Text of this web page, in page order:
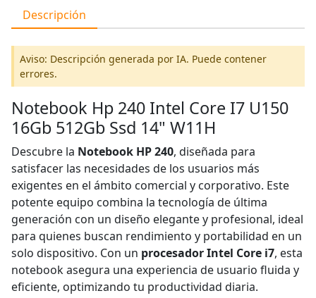
Descripción
Aviso: Descripción generada por IA. Puede contener
errores.
Notebook Hp 240 Intel Core I7 U150
16Gb 512Gb Ssd 14" W11H
Descubre la Notebook HP 240, diseñada para
satisfacer las necesidades de los usuarios más
exigentes en el ámbito comercial y corporativo. Este
potente equipo combina la tecnología de última
generación con un diseño elegante y profesional, ideal
para quienes buscan rendimiento y portabilidad en un
solo dispositivo. Con un procesador Intel Core i7, esta
notebook asegura una experiencia de usuario fluida y
eficiente, optimizando tu productividad diaria.